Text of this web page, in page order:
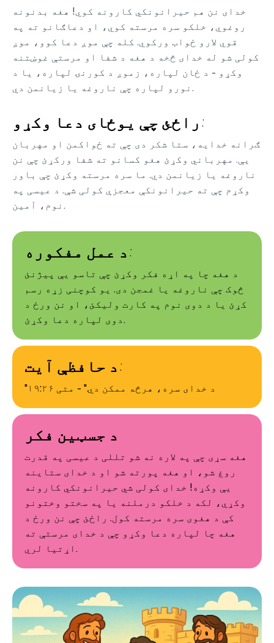
خدای نن هم حیرانونکي کارونه کوي! هغه بدنونه
روغوي، خلکو سره مرسته کوي، او دعاګانو ته په
قوي لارو ځواب ورکوي. کله چې موږ دعا کوو، موږ
کولی شو له خدای څخه د هغه د شفا او مرستې غوښتنه
وکړو - د ځان لپاره، زموږ د کورنۍ لپاره، یا د
نورو لپاره چې ناروغه یا زیانمن دي.
راځئ چې یوځای دعا وکړو:
ګرانه خدایه، ستا شکر دی چې ته ځواکمن او مهربان
یې. مهرباني وکړئ هغو کسانو ته شفا ورکړئ چې نن
ناروغه یا زیانمن دي. ما سره مرسته وکړئ چې باور
وکړم چې ته حیرانونکې معجزې کولی شې. د عیسی په
نوم، آمین.
د عمل مفکوره:
د هغه چا په اړه فکر وکړئ چې تاسو یې پیژنئ
څوک چې ناروغه یا غمجن دی. یو کوچنی زړه رسم
کړئ یا د دوی نوم په کارت ولیکئ، او نن ورځ د
دوی لپاره دعا وکړئ.
د حافظې آیت:
"د خدای سره، هرڅه ممکن دي." - متی ۱۹:۲۶
د جسټین فکر
هغه سړی چې په لاره نه شو تللی د عیسی په قدرت
روغ شو، او هغه پورته شو او د خدای ستاینه
یې وکړه! خدای کولی شي حیرانونکي کارونه
وکړي، لکه د خلکو درملنه یا په سختو وختونو
کې د هغوی سره مرسته کول. راځئ چې نن ورځ د
هغه چا لپاره دعا وکړو چې د خدای مرستې ته
اړتیا لري.